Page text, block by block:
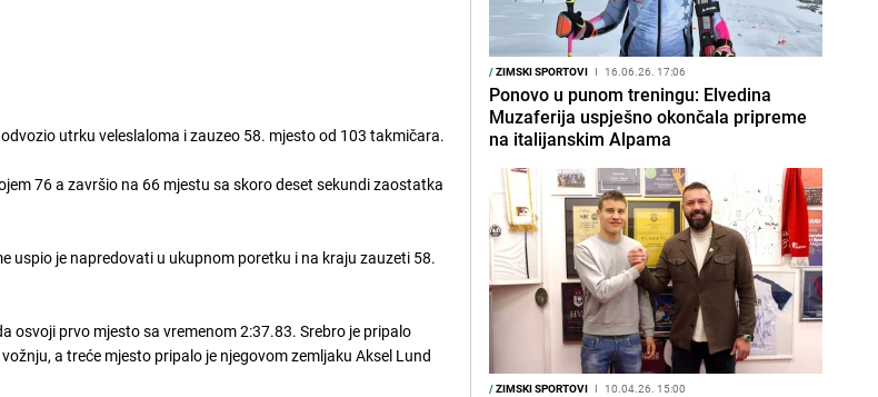
utrku veleslaloma i zauzeo 58. mjesto od 103 takmičara.
76 a završio na 66 mjestu sa skoro deset sekundi zaostatka
uspio je napredovati u ukupnom poretku i na kraju zauzeti 58.
osvoji prvo mjesto sa vremenom 2:37.83. Srebro je pripalo
a treće mjesto pripalo je njegovom zemljaku Aksel Lund
/ZIMSKI SPORTOVI I 16.06.26. 17:06
Ponovo u punom treningu: Elvedina
Muzaferija uspješno okončala pripreme
na italijanskim Alpama
/ZIMSKI SPORTOVI I 10.04.26. 15:00